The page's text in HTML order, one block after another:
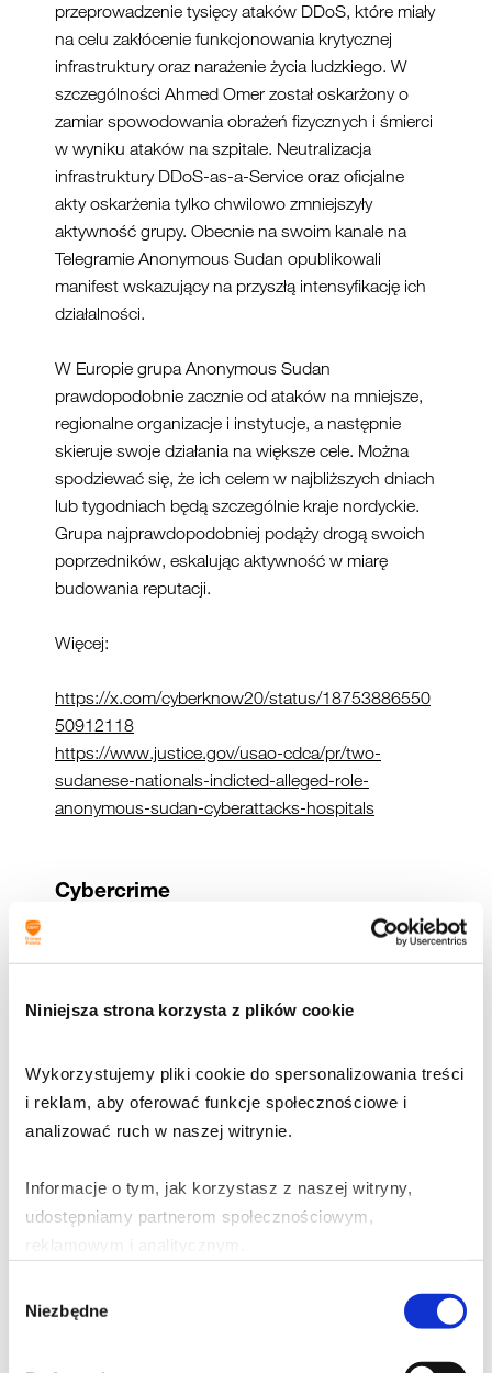
Niniejsza strona korzysta z plików cookie
Wykorzystujemy pliki cookie do spersonalizowania treści
i reklam, aby oferować funkcje społecznościowe i
analizować ruch w naszej witrynie.
Informacje o tym, jak korzystasz z naszej witryny,
udostępniamy partnerom społecznościowym,
Partnerzy mogą połączyć te informacje z innymi danymi
zgody
Niezbędne
przeprowadzenie tysięcy ataków DDoS, które miały
na celu zakłócenie funkcjonowania krytycznej
infrastruktury oraz narażenie życia ludzkiego. W
szczególności Ahmed Omer został oskarżony o
zamiar spowodowania obrażeń fizycznych i śmierci
w wyniku ataków na szpitale. Neutralizacja
infrastruktury DDoS-as-a-Service oraz oficjalne
akty oskarżenia tylko chwilowo zmniejszyły
aktywność grupy. Obecnie na swoim kanale na
Telegramie Anonymous Sudan opublikowali
manifest wskazujący na przyszłą intensyfikację ich
działalności.
W Europie grupa Anonymous Sudan
prawdopodobnie zacznie od ataków na mniejsze,
regionalne organizacje i instytucje, a następnie
skieruje swoje działania na większe cele. Można
spodziewać się, że ich celem w najbliższych dniach
lub tygodniach będą szczególnie kraje nordyckie.
Grupa najprawdopodobniej podąży drogą swoich
poprzedników, eskalując aktywność w miarę
budowania reputacji.
Więcej:
https://x.com/cyberknow20/status/18753886550
50912118
https://www.justice.gov/usao-cdca/pr/two-
sudanese-nationals-indicted-alleged-role-
anonymous-sudan-cyberattacks-hospitals
Cybercrime
grupy RoyalLocker. Działa w modelu podwójnego
wymuszenia, polegającym na kradzieży i
szyfrowaniu danych ofiar oraz grożeniu ich
W czerwcu 2024 roku grupa ransomware
(nazwaną BlackSpade) i drugą – przez
konsekwencje, szczególnie w przypadku ataku na